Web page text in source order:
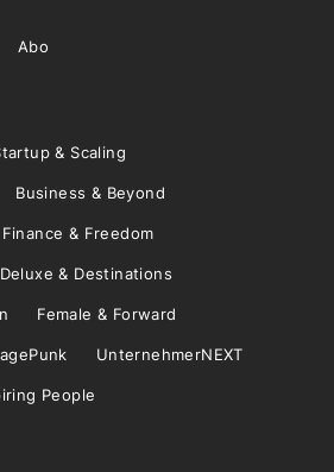
Abo
& Scaling
Business & Beyond
Finance & Freedom
Deluxe & Destinations
Female & Forward
UnternehmerNEXT
People